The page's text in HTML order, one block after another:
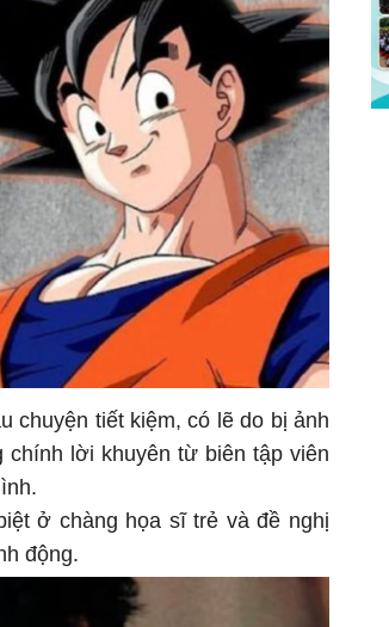
chuyện tiết kiệm, có lẽ do bị ảnh
lời khuyên từ biên tập viên
ở chàng họa sĩ trẻ và đề nghị
động.